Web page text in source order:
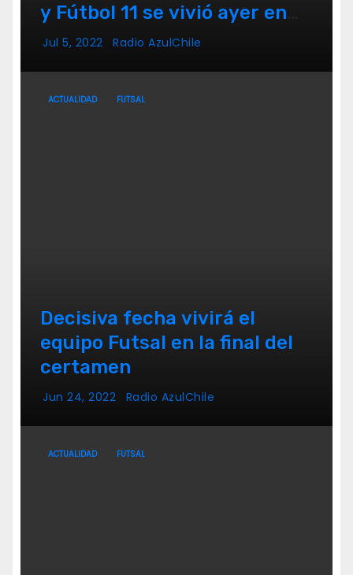
y Fútbol 11 se vivió ayer en
La Florida
Jul 5, 2022 Radio AzulChile
ACTUALIDAD FUTSAL
Decisiva fecha vivirá el
equipo Futsal en la final del
certamen
Jun 24, 2022 Radio AzulChile
ACTUALIDAD FUTSAL